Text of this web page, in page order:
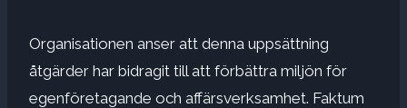
Organisationen anser att denna uppsättning
åtgärder har bidragit till att förbättra miljön för
egenföretagande och affärsverksamhet. Faktum